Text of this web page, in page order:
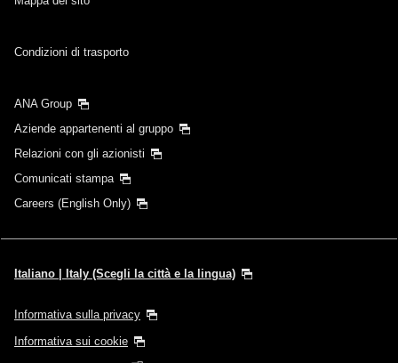
Condizioni di trasporto
ANA Group
Aziende appartenenti al gruppo
Relazioni con gli azionisti
Comunicati stampa
Careers (English Only)
Italiano | Italy (Scegli la città e la lingua)
Informativa sulla privacy
Informativa sui cookie